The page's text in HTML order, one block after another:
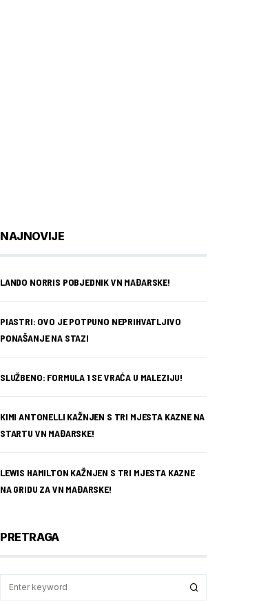
NAJNOVIJE
LANDO NORRIS POBJEDNIK VN MAĐARSKE!
PIASTRI: OVO JE POTPUNO NEPRIHVATLJIVO
PONAŠANJE NA STAZI
SLUŽBENO: FORMULA 1 SE VRAĆA U MALEZIJU!
KIMI ANTONELLI KAŽNJEN S TRI MJESTA KAZNE NA
STARTU VN MAĐARSKE!
LEWIS HAMILTON KAŽNJEN S TRI MJESTA KAZNE
NA GRIDU ZA VN MAĐARSKE!
PRETRAGA